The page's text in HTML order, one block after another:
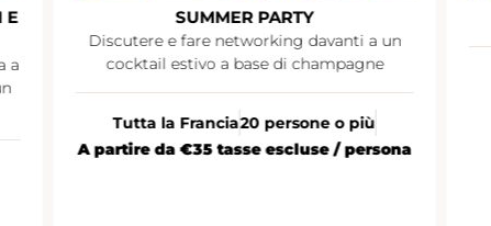
GIORNATA IMMERSIVA A RUINART
À partir de